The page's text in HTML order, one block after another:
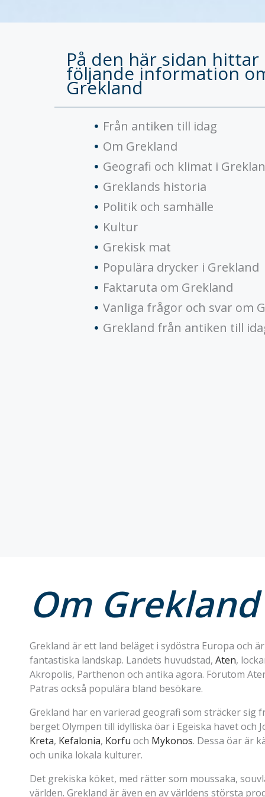
På den här sidan hittar
följande information
Grekland
Från antiken till idag
Om Grekland
Geografi och klimat i
Greklands historia
Politik och samhälle
Kultur
Grekisk mat
Populära drycker i Grekland
Faktaruta om Grekland
Vanliga frågor och svar om
Grekland från antiken till
Om Grekland
Grekland är ett land beläget i sydöstra Europa och
fantastiska landskap. Landets huvudstad, Aten,
Akropolis, Parthenon och antika agora. Förutom
Patras också populära bland besökare.
Grekland har en varierad geografi som sträcker sig
berget Olympen till idylliska öar i Egeiska havet och
Kreta, Kefalonia, Korfu och Mykonos. Dessa öar är
och unika lokala kulturer.
Det grekiska köket, med rätter som moussaka,
världen. Grekland är även en av världens största